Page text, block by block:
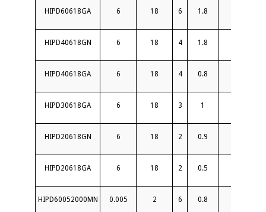
HIPD60618GA 6 18 6 1.8
HIPD40618GN 6 18 4 1.8
HIPD40618GA 6 18 4 0.8
HIPD30618GA 6 18 3 1
HIPD20618GN 6 18 2 0.9
HIPD20618GA 6 18 2 0.5
HIPD60052000MN 0.005 2 6 0.8